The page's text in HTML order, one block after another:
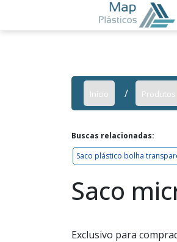
Início Produtos
Buscas relacionadas:
Saco plástico bolha
Saco
Exclusivo para